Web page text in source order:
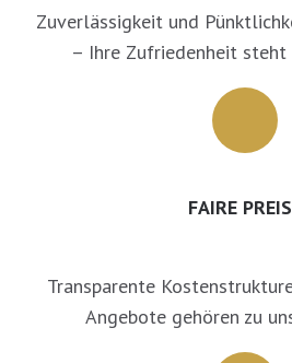
Zuverlässigkeit und
– Ihre Zufriedenheit
FAIRE
Transparente
Angebote gehören zu